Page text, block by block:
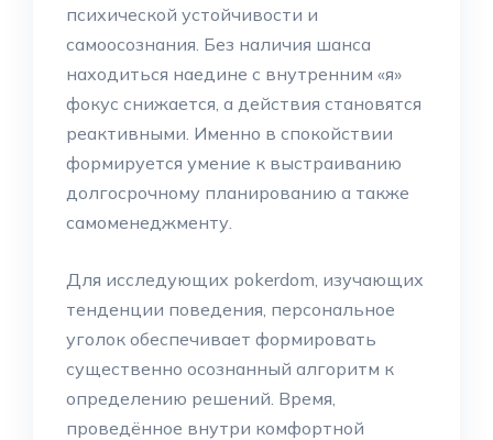
психической устойчивости и
самоосознания. Без наличия шанса
находиться наедине с внутренним «я»
фокус снижается, а действия становятся
реактивными. Именно в спокойствии
формируется умение к выстраиванию
долгосрочному планированию а также
самоменеджменту.
Для исследующих pokerdom, изучающих
тенденции поведения, персональное
уголок обеспечивает формировать
существенно осознанный алгоритм к
определению решений. Время,
проведённое внутри комфортной